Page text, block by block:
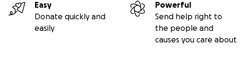
Easy
Donate quickly and
easily
Powerful
Send help right to
the people and
causes you care about